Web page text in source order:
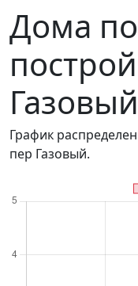
Дома
Газовый
График
пер Газовый.